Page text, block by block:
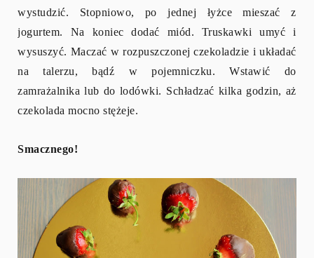
wystudzić. Stopniowo, po jednej łyżce mieszać z
jogurtem. Na koniec dodać miód. Truskawki umyć i
wysuszyć. Maczać w rozpuszczonej czekoladzie i układać
na talerzu, bądź w pojemniczku. Wstawić do
zamrażalnika lub do lodówki. Schładzać kilka godzin, aż
czekolada mocno stężeje.
Smacznego!